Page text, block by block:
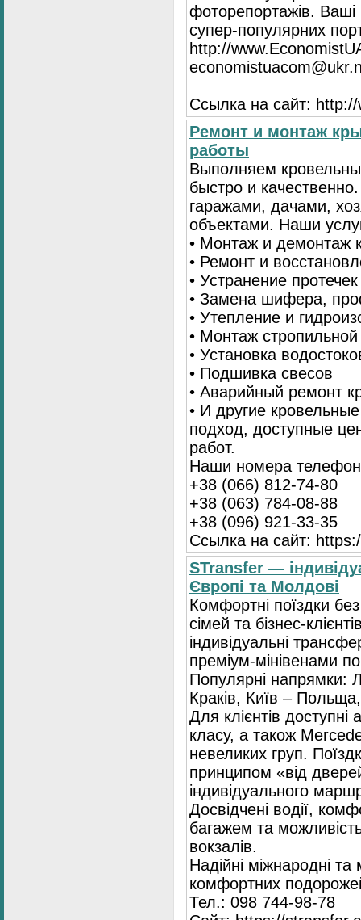
фоторепортажів. Ваші
супер-популярних
http://
Ссылка на сайт:
Ремонт и монтаж
работы
Выполняем
быстро и
гаражами, дачами,
объектами. Наши
• Монтаж и демонтаж
• Ремонт и
• Устранение протечек
• Замена шифера,
• Утепление и
• Монтаж
• Установка
• Подшивка свесов
• Аварийный ремонт
• И другие
подход, доступные
работ.
Наши номера
+38 (066) 812-74-80
+38 (063) 784-08-88
+38 (096) 921-33-35
Ссылка на сайт:
STransfer —
Європі та Молдові
Комфортні поїздки
сімей та бізнес-
індивідуальні
преміум-мінівенами
Популярні напрямки:
Краків, Київ –
Для клієнтів
класу, а також
невеликих груп.
принципом «від
індивідуального
Досвідчені водії,
багажем та
вокзалів.
Надійні міжнародні
комфортних
Тел.: 098 744-98-78